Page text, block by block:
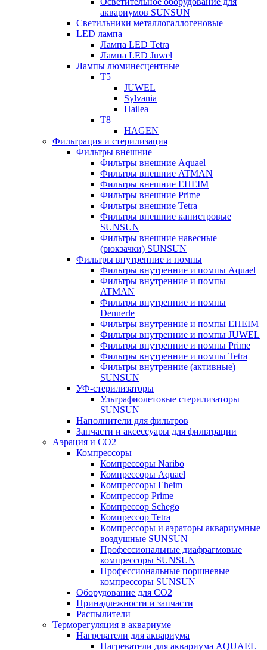
аквариумов SUNSUN
Светильники металлогаллогеновые
LED лампа
Лампа LED Tetra
Лампа LED Juwel
Лампы люминесцентные
T5
JUWEL
Sylvania
Hailea
T8
HAGEN
Фильтрация и стерилизация
Фильтры внешние
Фильтры внешние Aquael
Фильтры внешние ATMAN
Фильтры внешние EHEIM
Фильтры внешние Prime
Фильтры внешние Tetra
Фильтры внешние канистровые
SUNSUN
Фильтры внешние навесные
(рюкзачки) SUNSUN
Фильтры внутренние и помпы
Фильтры внутренние и помпы Aquael
Фильтры внутренние и помпы
ATMAN
Фильтры внутренние и помпы
Dennerle
Фильтры внутренние и помпы EHEIM
Фильтры внутренние и помпы JUWEL
Фильтры внутренние и помпы Prime
Фильтры внутренние и помпы Tetra
Фильтры внутренние (активные)
SUNSUN
УФ-стерилизаторы
Ультрафиолетовые стерилизаторы
SUNSUN
Наполнители для фильтров
Запчасти и аксессуары для фильтрации
Аэрация и CO2
Компрессоры
Компрессоры Naribo
Компрессоры Aquael
Компрессоры Eheim
Компрессор Prime
Компрессор Schego
Компрессор Tetra
Компрессоры и аэраторы аквариумные
воздушные SUNSUN
Профессиональные диафрагмовые
компрессоры SUNSUN
Профессиональные поршневые
компрессоры SUNSUN
Оборудование для CO2
Принадлежности и запчасти
Распылители
Терморегуляция в аквариуме
Нагреватели для аквариума
Нагреватели для аквариума AQUAEL